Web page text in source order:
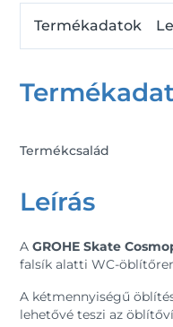
Termékadatok
Termékcsalád
Leírás
A GROHE Skate
falsík alatti WC-
A kétmennyiségű
lehetővé teszi az